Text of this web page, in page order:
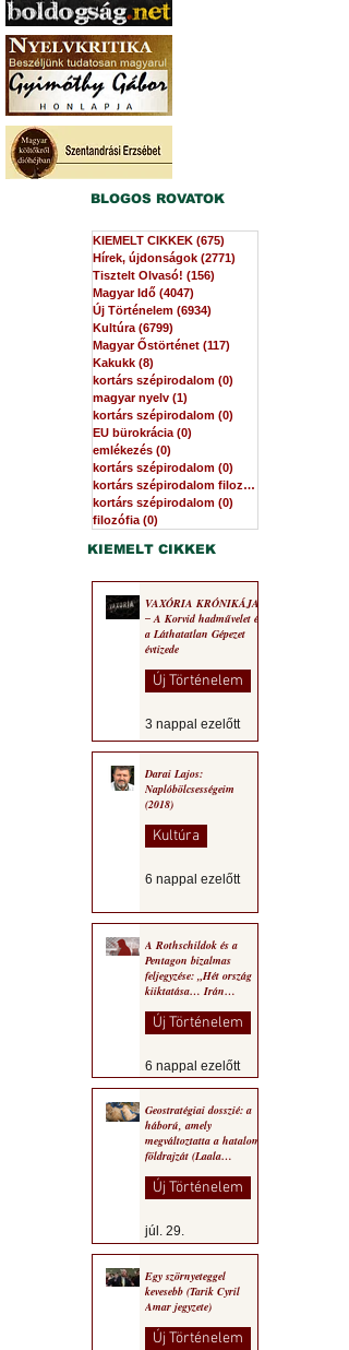
BLOGOS ROVATOK
KIEMELT CIKKEK (675)
Hírek, újdonságok (2771)
Tisztelt Olvasó! (156)
Magyar Idő (4047)
Új Történelem (6934)
Kultúra (6799)
Magyar Őstörténet (117)
Kakukk (8)
kortárs szépirodalom (0)
magyar nyelv (1)
kortárs szépirodalom (0)
EU bürokrácia (0)
emlékezés (0)
kortárs szépirodalom (0)
kortárs szépirodalom filozófia
kortárs szépirodalom (0)
filozófia (0)
KIEMELT CIKKEK
VAXÓRIA KRÓNIKÁJA
‒ A Korvid hadművelet és
a Láthatatlan Gépezet
évtizede
Új Történelem
3 nappal ezelőtt
Darai Lajos:
Naplóbölcsességeim
(2018)
Kultúra
6 nappal ezelőtt
A Rothschildok és a
Pentagon bizalmas
feljegyzése: „Hét ország
kiiktatása… Irán
Új Történelem
6 nappal ezelőtt
Geostratégiai dosszié: a
háború, amely
megváltoztatta a hatalom
földrajzát (Laala
Új Történelem
júl. 29.
Egy szörnyeteggel
kevesebb (Tarik Cyril
Amar jegyzete)
Új Történelem